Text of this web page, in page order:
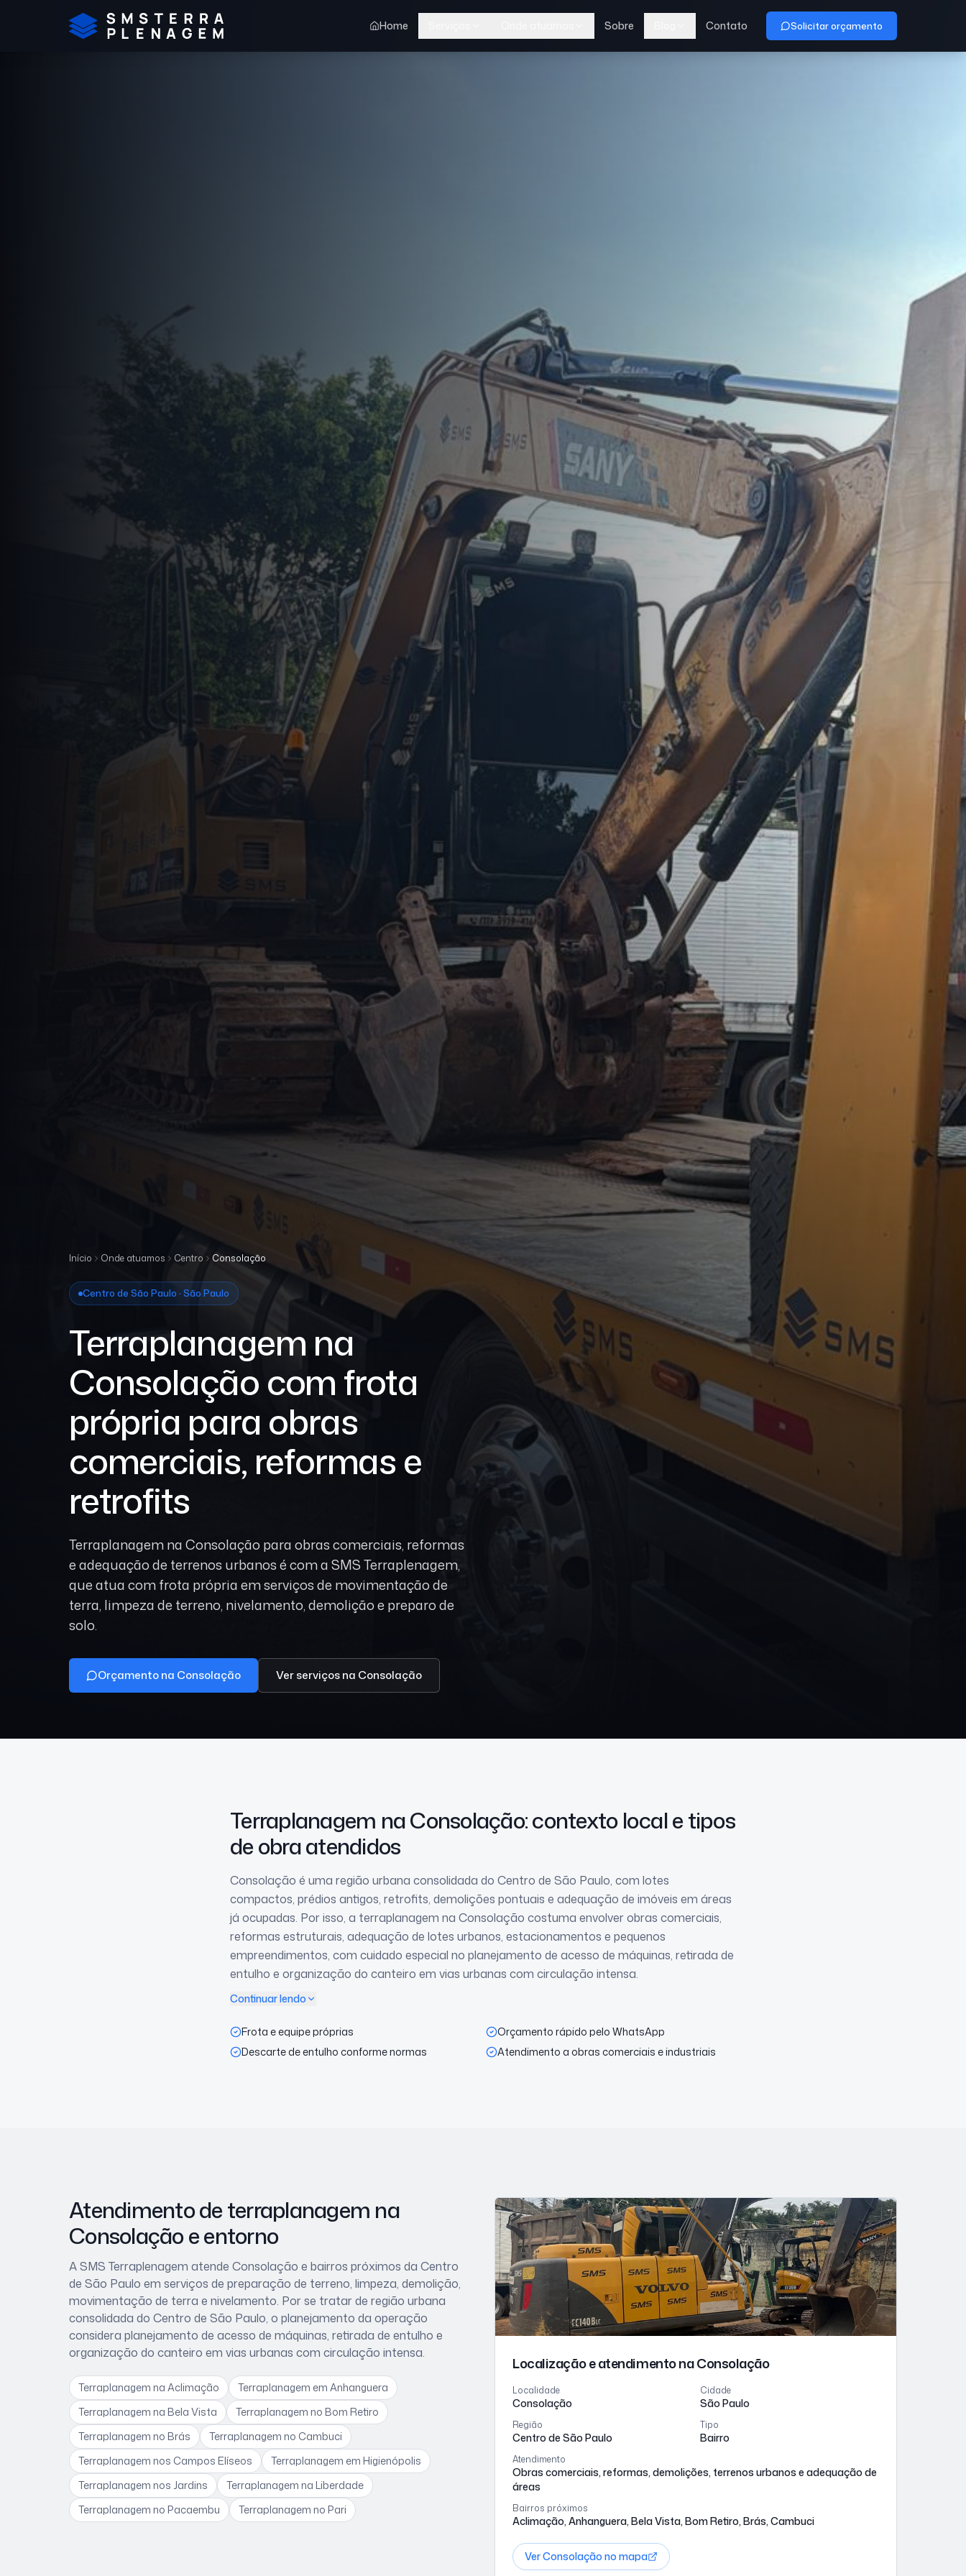
Home Sobre Contato Solicitar orçamento
Início Onde atuamos Centro Consolação
Centro de São Paulo · São Paulo
Terraplanagem na
Consolação com frota
própria para obras
comerciais, reformas e
retrofits
Terraplanagem na Consolação para obras comerciais, reformas
e adequação de terrenos urbanos é com a SMS Terraplenagem,
que atua com frota própria em serviços de movimentação de
terra, limpeza de terreno, nivelamento, demolição e preparo de
solo.
Orçamento na Consolação Ver serviçosna Consolação
Terraplanagem na Consolação: contexto local e tipos
de obra atendidos
Consolação é uma região urbana consolidada do Centro de São Paulo, com lotes
compactos, prédios antigos, retrofits, demolições pontuais e adequação de imóveis em áreas
já ocupadas. Por isso, a terraplanagem na Consolação costuma envolver obras comerciais,
reformas estruturais, adequação de lotes urbanos, estacionamentos e pequenos
empreendimentos, com cuidado especial no planejamento de acesso de máquinas, retirada de
entulho e organização do canteiro em vias urbanas com circulação intensa.
Continuar lendo
Frota e equipe próprias
Orçamento rápido pelo WhatsApp
Descarte de entulho conforme normas
Atendimento a obras comerciais e industriais
Atendimento de terraplanagem na
Consolaçãoe entorno
A SMS Terraplenagem atende Consolação e bairros próximos da Centro
de São Paulo em serviços de preparação de terreno, limpeza, demolição,
movimentação de terra e nivelamento. Por se tratar de região urbana
consolidada do Centro de São Paulo, o planejamento da operação
considera planejamento de acesso de máquinas, retirada de entulho e
organização do canteiro em vias urbanas com circulação intensa.
Terraplanagem na Aclimação Terraplanagem em Anhanguera
Terraplanagem na Bela Vista Terraplanagem no Bom Retiro
Terraplanagem no Brás Terraplanagem no Cambuci
Terraplanagem nos Campos Elíseos Terraplanagem em Higienópolis
Terraplanagem nos Jardins Terraplanagem na Liberdade
Terraplanagem no Pacaembu Terraplanagem no Pari
Localização e atendimentona Consolação
Localidade
Consolação
Cidade
São Paulo
Região
Centro de São Paulo
Tipo
Bairro
Atendimento
Obras comerciais, reformas, demolições, terrenos urbanos e adequação de
áreas
Bairros próximos
Aclimação, Anhanguera, Bela Vista, Bom Retiro, Brás, Cambuci
VerConsolação no mapa